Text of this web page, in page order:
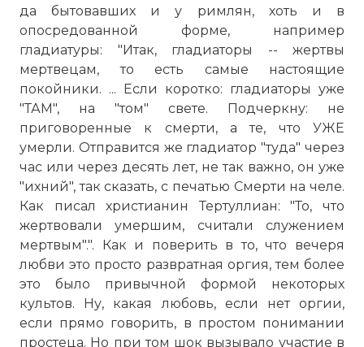
да бытовавших и у римлян, хоть и в
опосредованной форме, например
гладиатуры: "Итак, гладиаторы -- жертвы
мертвецам, то есть самые настоящие
покойники. ... Если коротко: гладиаторы уже
"ТАМ", на "том" свете. Подчеркну: не
приговоренные к смерти, а те, что УЖЕ
умерли. Отправится же гладиатор "туда" через
час или через десять лет, не так важно, он уже
"ихний", так сказать, с печатью Смерти на челе.
Как писал христианин Тертуллиан: "То, что
жертвовали умершим, считали служением
мертвым".". Как и поверить в то, что вечеря
любви это просто развратная оргия, тем более
это было привычной формой некоторых
культов. Ну, какая любовь, если нет оргии,
если прямо говорить, в простом понимании
простеца. Но при том шок вызывало участие в